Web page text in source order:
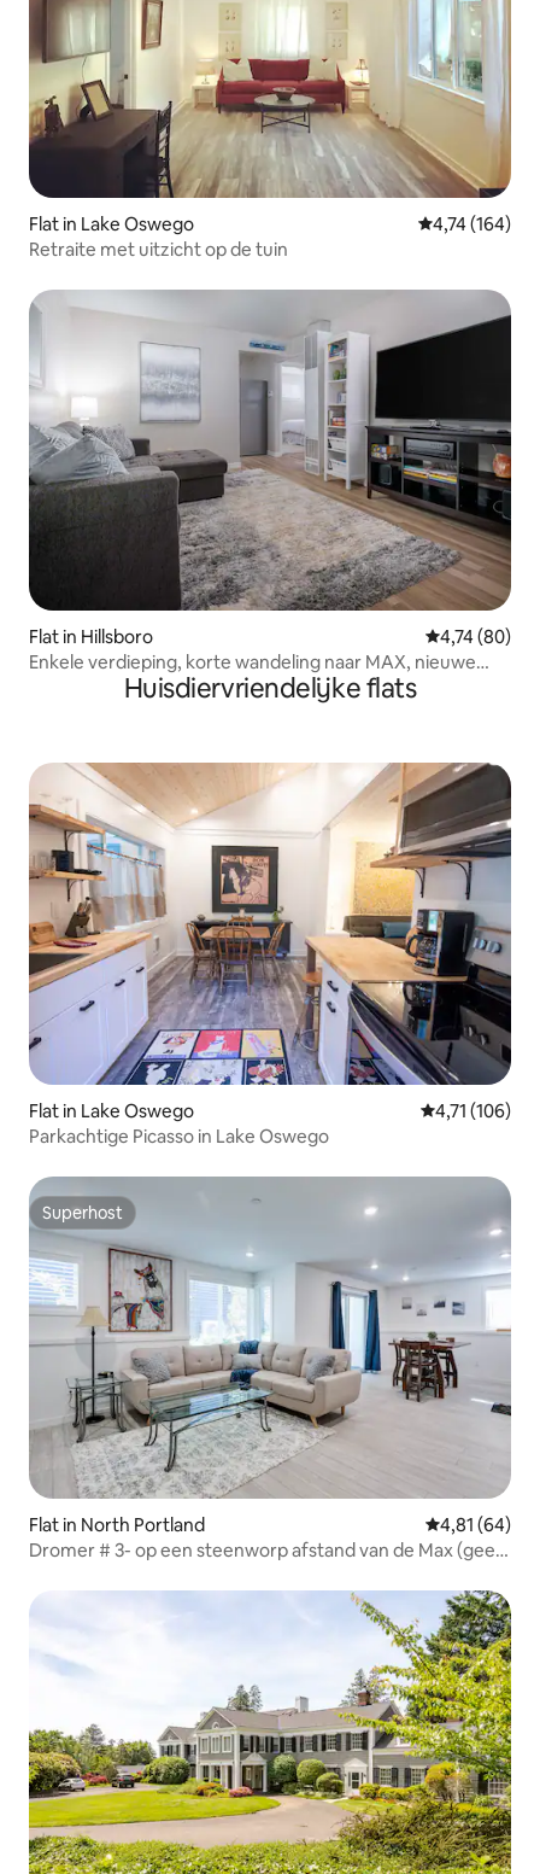
Flat in Lake Oswego Gemiddelde
4,74 (164)
Retraite met uitzicht op de tuin
Flat in Hillsboro Gemiddelde
4,74 (80)
Enkele verdieping, korte wandeling naar MAX, nieuwe
Huisdiervriendelijke flats
Flat in Lake Oswego Gemiddelde
4,71 (106)
Parkachtige Picasso in Lake Oswego
Superhost
Superhost
Flat in North Portland Gemiddelde
4,81 (64)
Dromer # 3- op een steenworp afstand van de Max (geen